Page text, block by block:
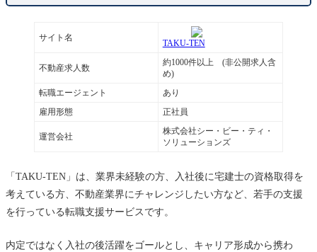
サイト名
TAKU-TEN
不動産求人数
約1000件以上 (非公開求人含
め)
転職エージェント あり
雇用形態 正社員
運営会社
株式会社シー・ビー・ティ・
ソリューションズ
「TAKU-TEN」は、業界未経験の方、
入社後に宅建士の資格取得を
考えている方、 不動産業界にチャレンジしたい方など、 若手の支援
を行っている転職支援サービスです。
内定ではなく入社の後活躍をゴールとし、 キャリア形成から携わ